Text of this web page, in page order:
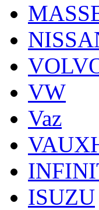
VW
Vaz
ISUZU